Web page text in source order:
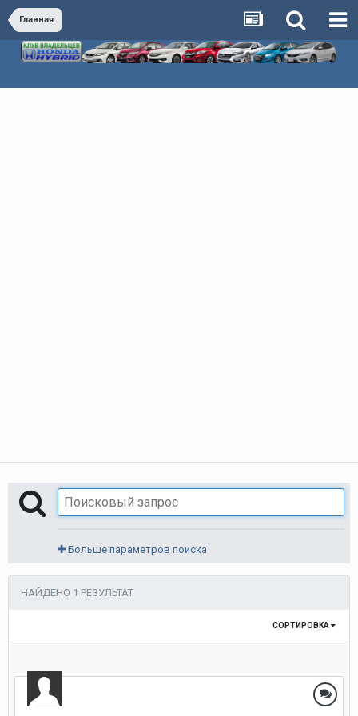
Главная
Больше параметров поиска
НАЙДЕНО 1 РЕЗУЛЬТАТ
СОРТИРОВКА